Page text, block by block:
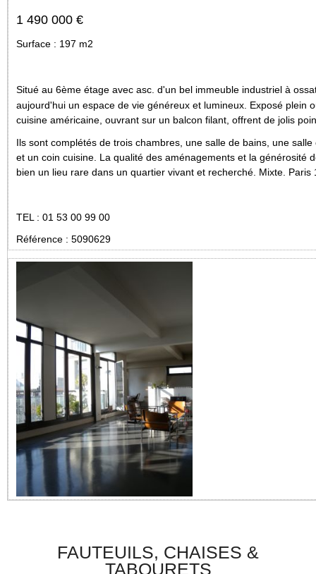
1 490 000 €
Surface : 197 m2
Situé au 6ème étage avec asc. d'un bel immeuble industriel à
aujourd'hui un espace de vie généreux et lumineux. Exposé plein
cuisine américaine, ouvrant sur un balcon filant, offrent de jolis
Ils sont complétés de trois chambres, une salle de bains, une
et un coin cuisine. La qualité des aménagements et la générosité
bien un lieu rare dans un quartier vivant et recherché. Mixte. Paris
TEL : 01 53 00 99 00
Référence : 5090629
FAUTEUILS, CHAISES &
TABOURETS